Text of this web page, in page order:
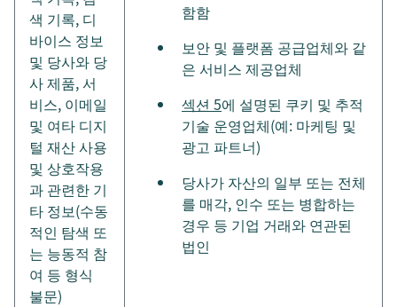
색 기록, 디
바이스 정보
및 당사와 당
사 제품, 서
비스, 이메일
및 여타 디지
털 재산 사용
및 상호작용
과 관련한 기
타 정보(수동
적인 탐색 또
는 능동적 참
여 등 형식
불문)
함함
보안 및 플랫폼 공급업체와 같
은 서비스 제공업체
섹션 5에 설명된 쿠키 및 추적
기술 운영업체(예: 마케팅 및
광고 파트너)
당사가 자산의 일부 또는 전체
를 매각, 인수 또는 병합하는
경우 등 기업 거래와 연관된
법인